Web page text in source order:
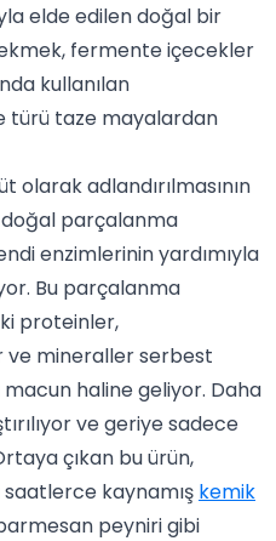
elde edilen doğal bir
fermente içecekler
kullanılan
türü taze mayalardan
olarak adlandırılmasının
parçalanma
enzimlerinin yardımıyla
Bu parçalanma
proteinler,
mineraller serbest
macun haline geliyor. Daha
ve geriye sadece
çıkan bu ürün,
saatlerce kaynamış kemik
peyniri gibi